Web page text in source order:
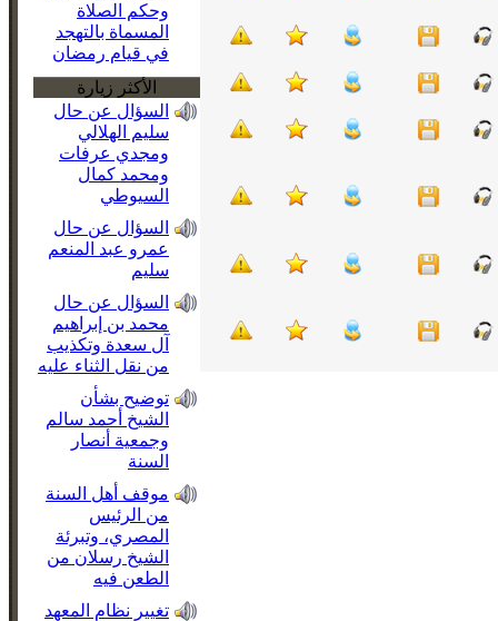
وحكم الصلاة
المسماة بالتهجد
في قيام رمضان
الأكثر زيارة
السؤال عن حال
سليم الهلالي
ومجدي عرفات
ومحمد كمال
السيوطي
السؤال عن حال
عمرو عبد المنعم
سليم
السؤال عن حال
محمد بن إبراهيم
آل سعدة وتكذيب
من نقل الثناء عليه
توضيح بشأن
الشيخ أحمد سالم
وجمعية أنصار
السنة
موقف أهل السنة
من الرئيس
المصري، وتبرئة
الشيخ رسلان من
الطعن فيه
تغيير نظام المعهد